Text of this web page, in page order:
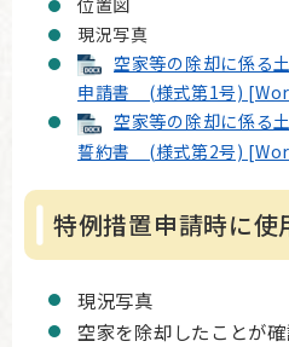
位置図
現況写真
空家等の除却に係る
申請書 (様式第1号)
空家等の除却に係る
誓約書 (様式第2号)
特例措置申請時に使
現況写真
空家を除却したことが